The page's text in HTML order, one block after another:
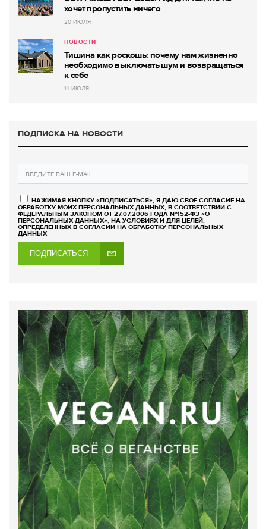
хочет пропустить ничего
20 ИЮЛЯ
НОВОСТИ
Тишина как роскошь: почему нам жизненно
необходимо выключать шум и возвращаться
к себе
14 ИЮЛЯ
ПОДПИСКА НА НОВОСТИ
НАЖИМАЯ КНОПКУ «ПОДПИСАТЬСЯ», Я ДАЮ СВОЕ СОГЛАСИЕ НА
ОБРАБОТКУ МОИХ ПЕРСОНАЛЬНЫХ ДАННЫХ, В СООТВЕТСТВИИ С
ФЕДЕРАЛЬНЫМ ЗАКОНОМ ОТ 27.07.2006 ГОДА №152-ФЗ «О
ПЕРСОНАЛЬНЫХ ДАННЫХ», НА УСЛОВИЯХ И ДЛЯ ЦЕЛЕЙ,
ОПРЕДЕЛЕННЫХ В СОГЛАСИИ НА ОБРАБОТКУ ПЕРСОНАЛЬНЫХ
ДАННЫХ
ПОДПИСАТЬСЯ